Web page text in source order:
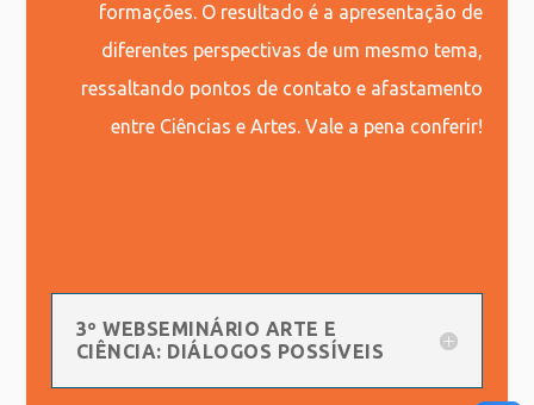
formações. O resultado é a apresentação de
diferentes perspectivas de um mesmo tema,
ressaltando pontos de contato e afastamento
entre Ciências e Artes. Vale a pena conferir!
3º WEBSEMINÁRIO ARTE E
CIÊNCIA: DIÁLOGOS POSSÍVEIS